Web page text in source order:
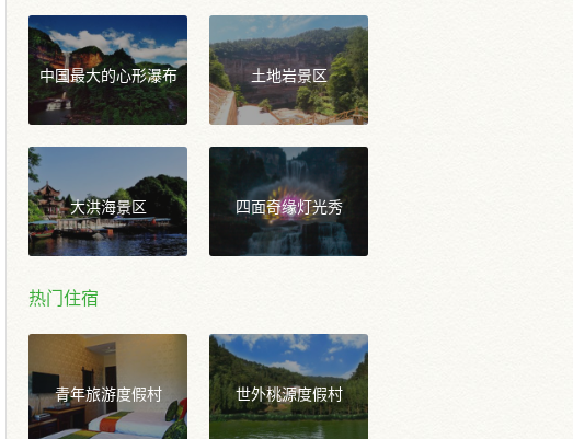
中国最大的心形瀑布 土地岩景区
大洪海景区 四面奇缘灯光秀
热门住宿
青年旅游度假村 世外桃源度假村